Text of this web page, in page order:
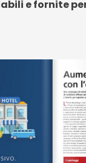
e fornite